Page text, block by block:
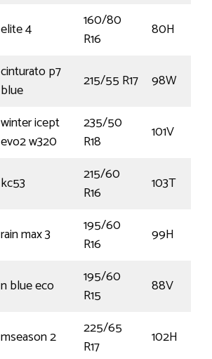
elite 4
160/80
R16
80H
cinturato p7
blue
215/55 R17 98W
winter icept
evo2 w320
235/50
R18
101V
kc53
215/60
R16
103T
rain max 3
195/60
R16
99H
n blue eco
195/60
R15
88V
mseason 2
225/65
R17
102H